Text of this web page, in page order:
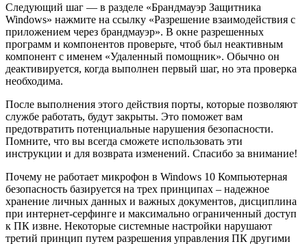
Следующий шаг — в разделе «Брандмауэр Защитника
Windows» нажмите на ссылку «Разрешение взаимодействия с
приложением через брандмауэр». В окне разрешенных
программ и компонентов проверьте, чтоб был неактивным
компонент с именем «Удаленный помощник». Обычно он
деактивируется, когда выполнен первый шаг, но эта проверка
необходима.
После выполнения этого действия порты, которые позволяют
службе работать, будут закрыты. Это поможет вам
предотвратить потенциальные нарушения безопасности.
Помните, что вы всегда сможете использовать эти
инструкции и для возврата изменений. Спасибо за внимание!
Почему не работает микрофон в Windows 10 Компьютерная
безопасность базируется на трех принципах – надежное
хранение личных данных и важных документов, дисциплина
при интернет-серфинге и максимально ограниченный доступ
к ПК извне. Некоторые системные настройки нарушают
третий принцип путем разрешения управления ПК другими